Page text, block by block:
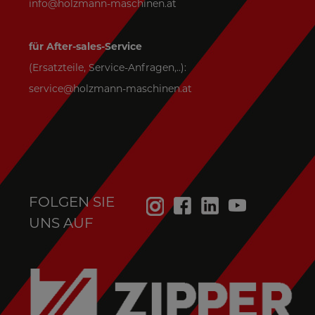
info@holzmann-maschinen.at
für After-sales-Service
(Ersatzteile, Service-Anfragen,..):
service@holzmann-maschinen.at
FOLGEN SIE
UNS AUF